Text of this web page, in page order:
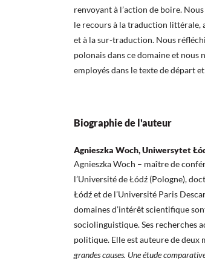
renvoyant à l’action de boire.
le recours à la traduction littérale,
et à la sur-traduction. Nous
polonais dans ce domaine et nous
employés dans le texte de départ
Biographie de l'auteur
Agnieszka Woch, Uniwersytet
Agnieszka Woch – maître de
l’Université de Łódź (Pologne),
Łódź et de l’Université Paris
domaines d’intérêt scientifique
sociolinguistique. Ses recherches
politique. Elle est auteure de deux
grandes causes. Une étude